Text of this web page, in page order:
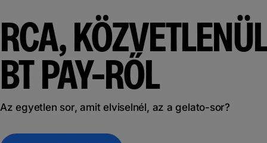
RCA,
BT PAY-RŐL
Az egyetlen sor, amit elviselnél, az a gelato-sor?